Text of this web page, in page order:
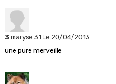
3maryse 31 Le 20/04/2013
une pure merveille